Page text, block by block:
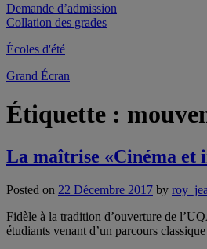
Demande d’admission
Collation des grades
Écoles d'été
Grand Écran
Étiquette :
La maîtrise «Cinéma et
Posted on 22 Décembre 2017 by
Fidèle à la tradition d’ouverture de
étudiants venant d’un parcours